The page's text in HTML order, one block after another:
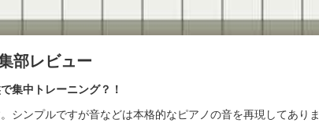
部レビュー
集中トレーニング？！
シンプルですが音などは本格的なピアノの音を再現してありま